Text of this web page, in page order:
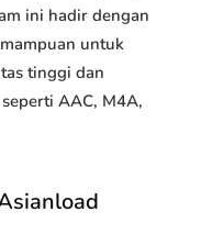
ini hadir dengan
untuk
tinggi dan
AAC, M4A,